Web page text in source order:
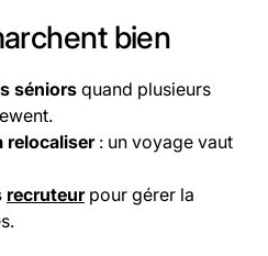
bien
séniors quand plusieurs
relocaliser: un voyage vaut
recruteurpour gérer la